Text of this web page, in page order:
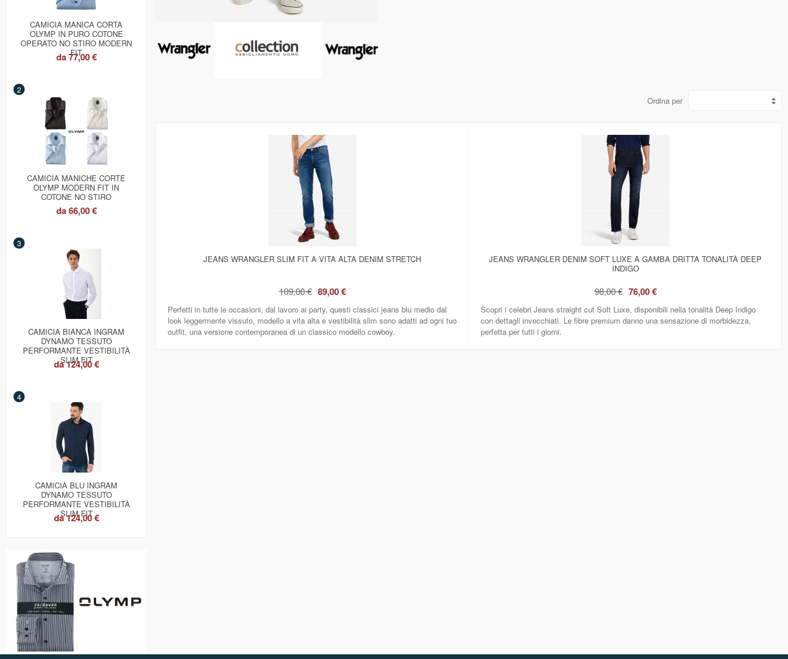
CAMICIA MANICA CORTA
OLYMP IN PURO COTONE
OPERATO NO STIRO MODERN
FIT
da77,00 €
2
CAMICIA MANICHE CORTE
OLYMP MODERN FIT IN
COTONE NO STIRO
da66,00 €
3
CAMICIA BIANCA INGRAM
DYNAMO TESSUTO
PERFORMANTE VESTIBILITÀ
SLIM FIT
da124,00 €
4
CAMICIA BLU INGRAM
DYNAMO TESSUTO
PERFORMANTE VESTIBILITÀ
SLIM FIT
da124,00 €
Ordina per
JEANS WRANGLER SLIM FIT A VITA ALTA DENIM STRETCH
109,00 € 89,00 €
Perfetti in tutte le occasioni, dal lavoro ai party, questi classici jeans blu medio dal
look leggermente vissuto, modello a vita alta e vestibilità slim sono adatti ad ogni tuo
outfit, una versione contemporanea di un classico modello cowboy.
JEANS WRANGLER DENIM SOFT LUXE A GAMBA DRITTA TONALITÀ DEEP
INDIGO
98,00 € 76,00 €
Scopri i celebri Jeans straight cut Soft Luxe, disponibili nella tonalità Deep Indigo
con dettagli invecchiati. Le fibre premium danno una sensazione di morbidezza,
perfetta per tutti i giorni.